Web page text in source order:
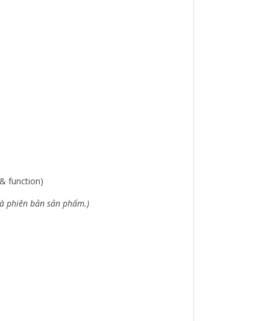
function)
phiên bản sản phẩm.)